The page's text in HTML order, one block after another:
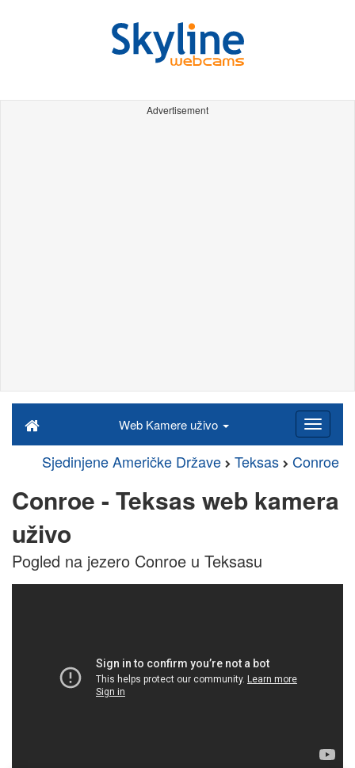
Advertisement
Web Kamere uživo
Sjedinjene Američke Države Teksas Conroe
Conroe - Teksas web kamera
uživo
Pogled na jezero Conroe u Teksasu